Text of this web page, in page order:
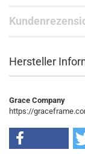
Hersteller
Grace Company
https://